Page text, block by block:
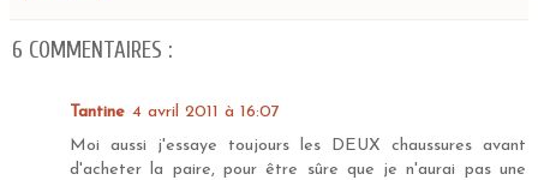
6 COMMENTAIRES :
Tantine 4 avril 2011 à 16:07
Moi aussi j'essaye toujours les DEUX chaussures avant
d'acheter la paire, pour être sûre que je n'aurai pas une